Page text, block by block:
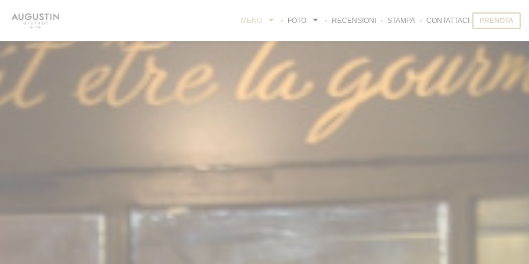
MENU FOTO RECENSIONI STAMPA CONTATTACI PRENOTA